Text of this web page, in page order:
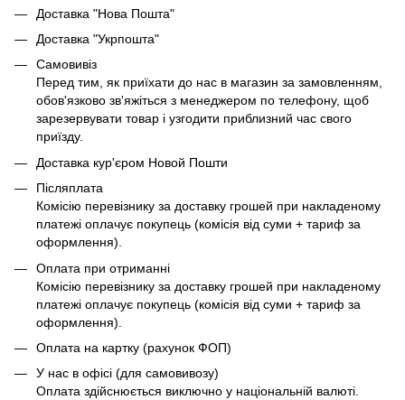
Доставка "Нова Пошта"
Доставка "Укрпошта"
Самовивіз
Перед тим, як приїхати до нас в магазин за замовленням,
обов'язково зв'яжіться з менеджером по телефону, щоб
зарезервувати товар і узгодити приблизний час свого
приїзду.
Доставка кур'єром Новой Пошти
Післяплата
Комісію перевізнику за доставку грошей при накладеному
платежі оплачує покупець (комісія від суми + тариф за
оформлення).
Оплата при отриманні
Комісію перевізнику за доставку грошей при накладеному
платежі оплачує покупець (комісія від суми + тариф за
оформлення).
Оплата на картку (рахунок ФОП)
У нас в офісі (для самовивозу)
Оплата здійснюється виключно у національній валюті.